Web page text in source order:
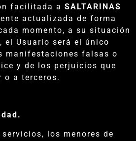
facilitada a SALTARINAS
actualizada de forma
momento, a su situación
el Usuario será el único
manifestaciones falsas o
y de los perjuicios que
o a terceros.
los menores de